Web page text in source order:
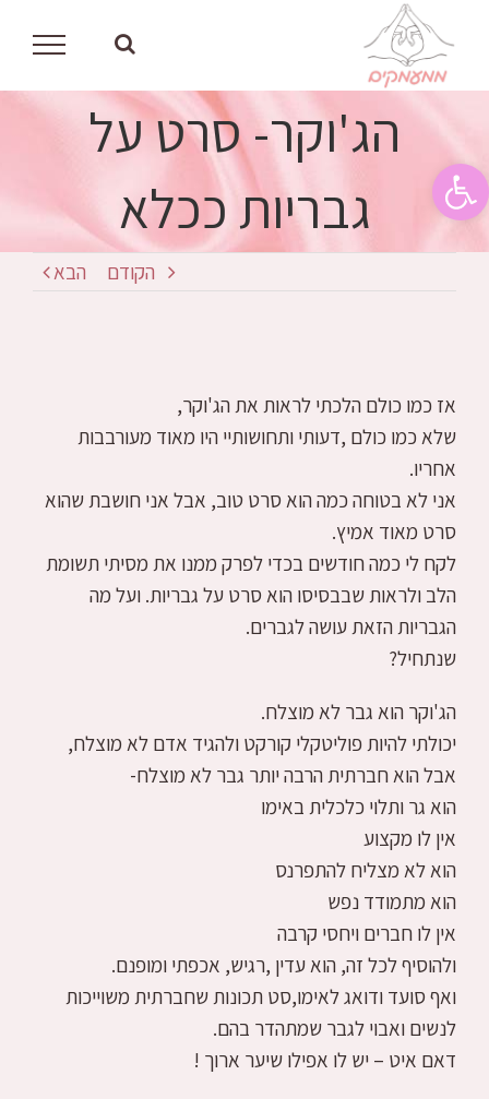
פתח סרגל נגישות
לתוכן
הג'וקר- סרט על
גבריות ככלא
הקודם הבא
אז כמו כולם הלכתי לראות את הג'וקר,
שלא כמו כולם ,דעותי ותחושותיי היו מאוד מעורבבות
אחריו.
אני לא בטוחה כמה הוא סרט טוב, אבל אני חושבת שהוא
סרט מאוד אמיץ.
לקח לי כמה חודשים בכדי לפרק ממנו את מסיתי תשומת
הלב ולראות שבבסיסו הוא סרט על גבריות. ועל מה
הגבריות הזאת עושה לגברים.
שנתחיל?
הג'וקר הוא גבר לא מוצלח.
יכולתי להיות פוליטקלי קורקט ולהגיד אדם לא מוצלח,
אבל הוא חברתית הרבה יותר גבר לא מוצלח-
הוא גר ותלוי כלכלית באימו
אין לו מקצוע
הוא לא מצליח להתפרנס
הוא מתמודד נפש
אין לו חברים ויחסי קרבה
ולהוסיף לכל זה, הוא עדין ,רגיש, אכפתי ומופנם.
ואף סועד ודואג לאימו,סט תכונות שחברתית משוייכות
לנשים ואבוי לגבר שמתהדר בהם.
דאם איט – יש לו אפילו שיער ארוך !